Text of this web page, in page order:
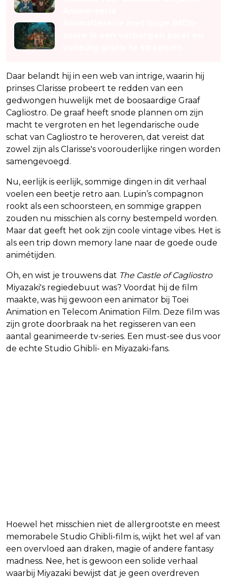
Daar belandt hij in een web van intrige, waarin hij
prinses Clarisse probeert te redden van een
gedwongen huwelijk met de boosaardige Graaf
Cagliostro. De graaf heeft snode plannen om zijn
macht te vergroten en het legendarische oude
schat van Cagliostro te heroveren, dat vereist dat
zowel zijn als Clarisse's voorouderlijke ringen worden
samengevoegd.
Nu, eerlijk is eerlijk, sommige dingen in dit verhaal
voelen een beetje retro aan. Lupin’s compagnon
rookt als een schoorsteen, en sommige grappen
zouden nu misschien als corny bestempeld worden.
Maar dat geeft het ook zijn coole vintage vibes. Het is
als een trip down memory lane naar de goede oude
animétijden.
Oh, en wist je trouwens dat The Castle of Cagliostro
Miyazaki's regiedebuut was? Voordat hij de film
maakte, was hij gewoon een animator bij Toei
Animation en Telecom Animation Film. Deze film was
zijn grote doorbraak na het regisseren van een
aantal geanimeerde tv-series. Een must-see dus voor
de echte Studio Ghibli- en Miyazaki-fans.
Hoewel het misschien niet de allergrootste en meest
memorabele Studio Ghibli-film is, wijkt het wel af van
een overvloed aan draken, magie of andere fantasy
madness. Nee, het is gewoon een solide verhaal
waarbij Miyazaki bewijst dat je geen overdreven